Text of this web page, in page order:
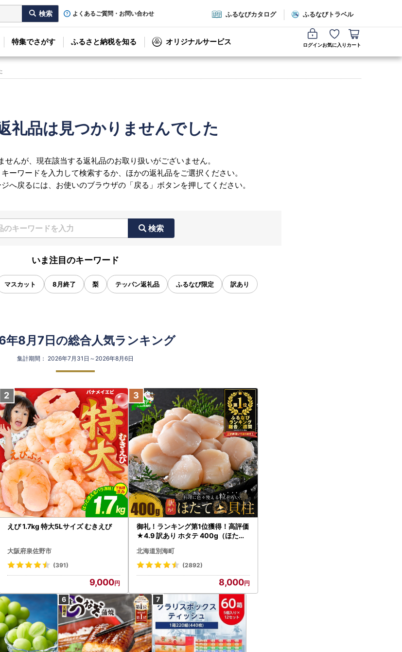
よくあるご質問・お問い合わせ ふるなびカタログ ふるなびトラベル
特集でさがす ふるさと納税を知る オリジナルサービス ログインお気に入り カート
礼品は見つかりませんでした
せんが、現在該当する返礼品のお取り扱いがございません。
ーワードを入力して検索するか、ほかの返礼品をご選択ください。
へ戻るには、お使いのブラウザの「戻る」ボタンを押してください。
検索
いま注目のキーワード
マスカット 8月終了 梨 テッパン返礼品 ふるなび限定 訳あり
年8月7日の総合人気ランキング
集計期間： 2026年7月31日～2026年8月6日
えび 1.7kg 特大5Lサイズ むきえび
大阪府泉佐野市
(391)
9,000
御礼！ランキング第1位獲得！高評価
★4.9 訳あり ホタテ 400g（ほたて
北海道別海町
(2892)
8,000